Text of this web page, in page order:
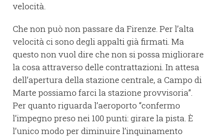
velocità.
Che non può non passare da Firenze. Per l’alta
velocità ci sono degli appalti già firmati. Ma
questo non vuol dire che non si possa migliorare
la cosa attraverso delle contrattazioni. In attesa
dell’apertura della stazione centrale, a Campo di
Marte possiamo farci la stazione provvisoria”.
Per quanto riguarda l’aeroporto “confermo
l’impegno preso nei 100 punti: girare la pista. È
l’unico modo per diminuire l’inquinamento